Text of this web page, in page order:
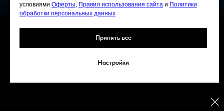
условиями Оферты, Правил использования сайта и Политики
обработки персональных данных
Принять все
Настройки
ООО "Научно-технологический центр АвИ".